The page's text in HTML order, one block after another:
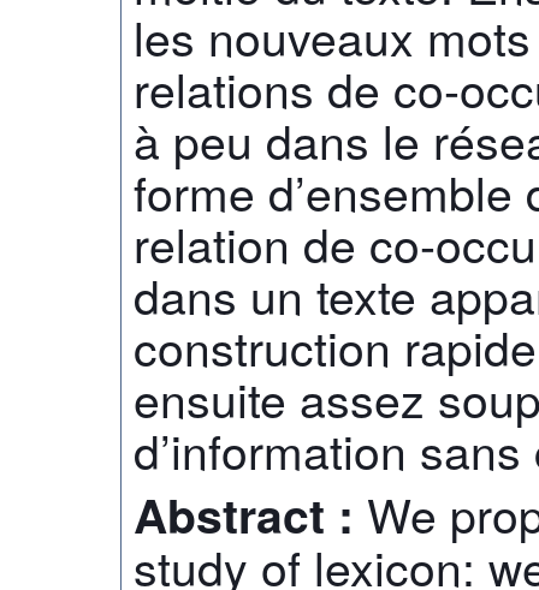
les nouveaux
relations de co-
à peu dans le
forme
relation de co-
dans un texte
construction
ensuite assez
d’information
Abstract : We
study of lexicon: